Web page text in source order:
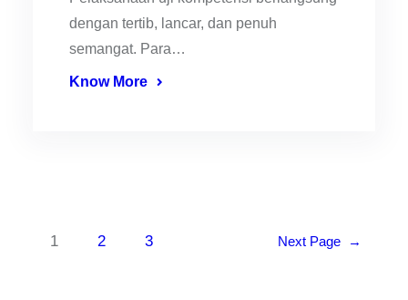
dengan tertib, lancar, dan penuh
semangat. Para…
Know More
1 2 3 Next Page →